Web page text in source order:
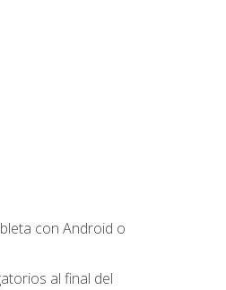
con Android o
al final del